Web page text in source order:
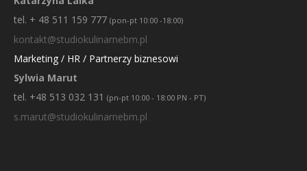
tel. + 48 511 159 777 (pon-pt 10:00 -18:00)
kontakt@studiokulinarnebm.pl
Marketing / HR / Partnerzy biznesowi
Sylwia Marut
tel. +48 513 032 131 (pn-pt 10:00 - 18:00 PN - PT)
s.marut@studiokulinarnebm.pl